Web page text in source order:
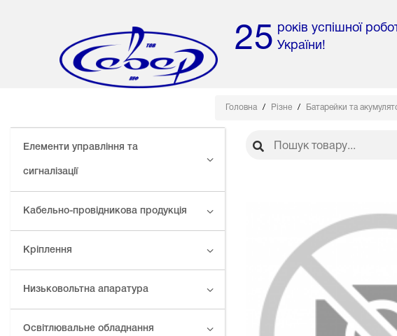
25 років успішної
України!
Елементи управління та
сигналізації
Кабельно-провідникова продукція
Кріплення
Низьковольтна апаратура
Освітлювальне обладнання
Головна Різне Батарейки та